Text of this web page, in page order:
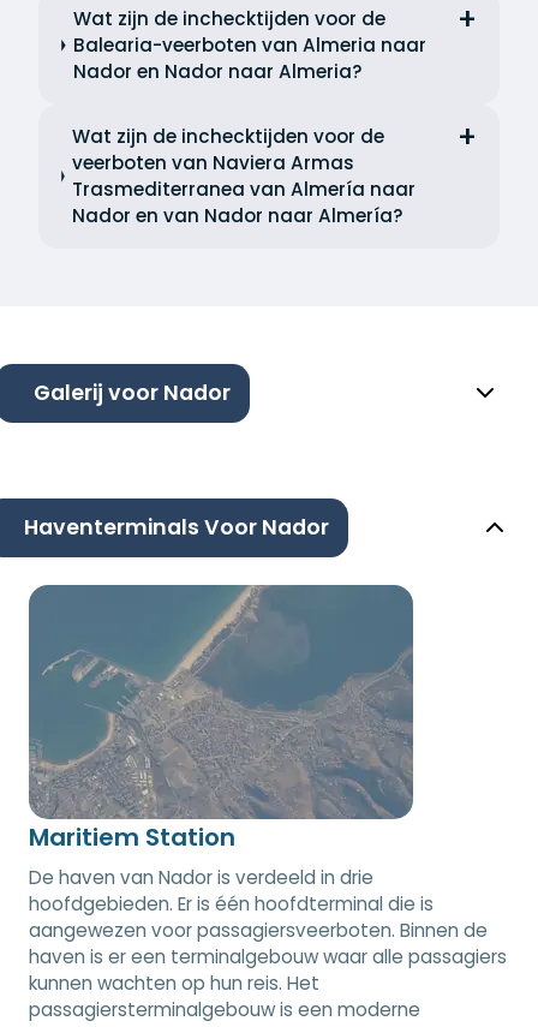
Wat zijn de inchecktijden voor de
Balearia-veerboten van Almeria naar
Nador en Nador naar Almeria?
Wat zijn de inchecktijden voor de
veerboten van Naviera Armas
Trasmediterranea van Almería naar
Nador en van Nador naar Almería?
Galerij voor Nador
Haventerminals Voor Nador
Maritiem Station
De haven van Nador is verdeeld in drie
hoofdgebieden. Er is één hoofdterminal die is
aangewezen voor passagiersveerboten. Binnen de
haven is er een terminalgebouw waar alle passagiers
kunnen wachten op hun reis. Het
passagiersterminalgebouw is een moderne